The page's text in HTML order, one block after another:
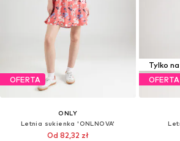
OFERTA
ONLY
Letnia sukienka 'ONLNOVA'
Od 82,32 zł
Tylko
OFERTA